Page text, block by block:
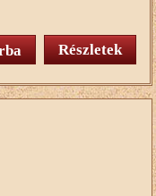
Részletek